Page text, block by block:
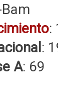
:
:
A: 69